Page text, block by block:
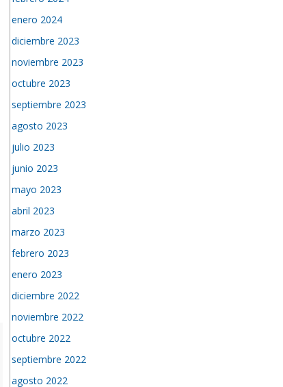
enero 2024
diciembre 2023
noviembre 2023
octubre 2023
septiembre 2023
agosto 2023
julio 2023
junio 2023
mayo 2023
abril 2023
marzo 2023
febrero 2023
enero 2023
diciembre 2022
noviembre 2022
octubre 2022
septiembre 2022
agosto 2022